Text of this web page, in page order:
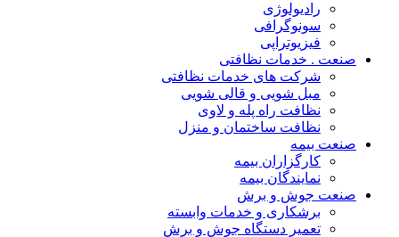
رادیولوژی
سونوگرافی
فیزیوتراپی
صنعت . خدمات نظافتی
شرکت های خدمات نظافتی
مبل شویی و قالی شویی
نظافت راه پله و لاوی
نظافت ساختمان و منزل
صنعت بیمه
کارگزاران بیمه
نمایندگان بیمه
صنعت جوش و برش
برشکاری و خدمات وابسته
تعمیر دستگاه جوش و برش